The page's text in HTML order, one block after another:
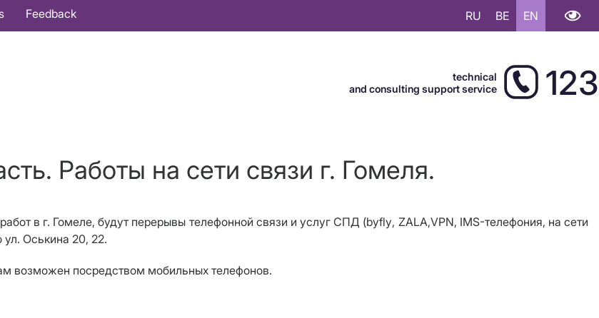
Feedback RU BE EN
technical
and consulting support service
123
Работы на сети связи г. Гомеля.
в г. Гомеле, будут перерывы телефонной связи и услуг СПД (byfly, ZALA,VPN, IMS-телефония, на сети
ул. Оськина 20, 22.
возможен посредством мобильных телефонов.